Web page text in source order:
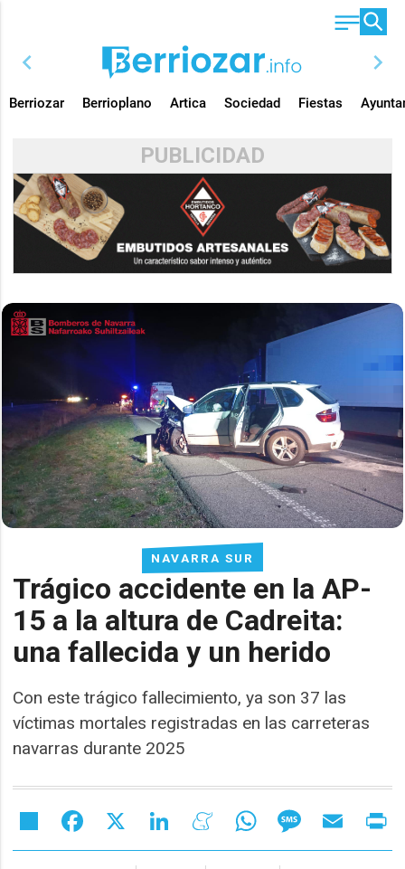
chevron_left chevron_right
Berriozar Berrioplano Artica Sociedad Fiestas
PUBLICIDAD
NAVARRA SUR
Trágico accidente en la AP-
15 a la altura de Cadreita:
una fallecida y un herido
Con este trágico fallecimiento, ya son 37 las
víctimas mortales registradas en las carreteras
navarras durante 2025
Share Facebook LinkedIn MeneameWhatsAppMessageEmail